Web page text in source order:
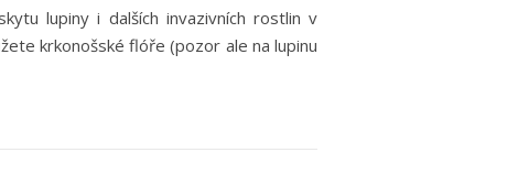
lupiny i dalších invazivních rostlin v
krkonošské flóře (pozor ale na lupinu